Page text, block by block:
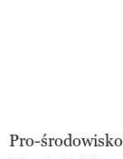
Pro-